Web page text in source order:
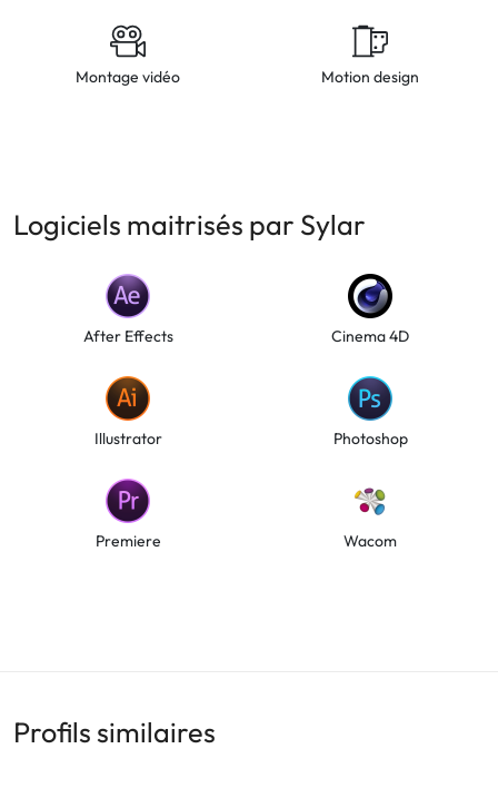
Montage vidéo Motion design
Logiciels maitrisés par Sylar
After Effects Cinema 4D
Illustrator Photoshop
Premiere Wacom
Profils similaires